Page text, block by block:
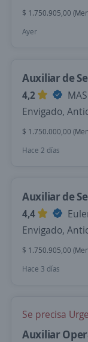
$ 1.750.905,00
Ayer
Auxiliar de
4,2
Envigado,
$ 1.750.000,00
Hace 2 días
Auxiliar de
4,4
Envigado,
$ 1.750.905,00
Hace 3 días
Se precisa
Auxiliar